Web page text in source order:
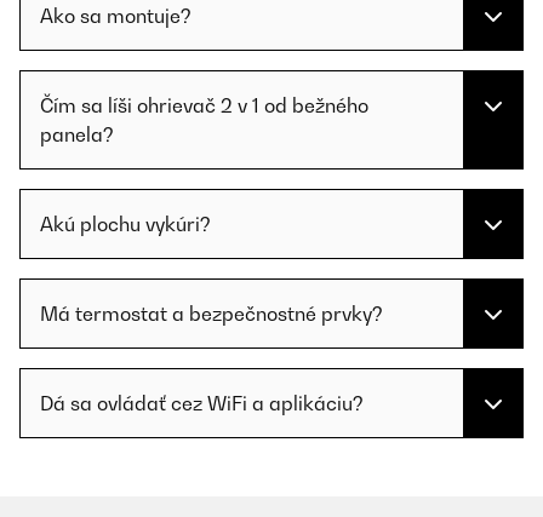
Ako sa montuje?
Čím sa líši ohrievač 2 v 1 od bežného
panela?
Akú plochu vykúri?
Má termostat a bezpečnostné prvky?
Dá sa ovládať cez WiFi a aplikáciu?